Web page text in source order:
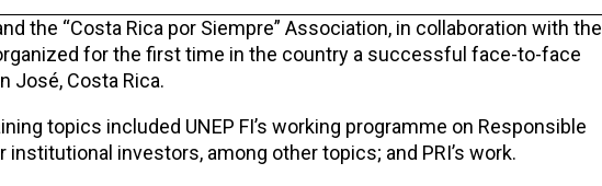
the “Costa Rica por Siempre” Association, in collaboration with the
for the first time in the country a successful face-to-face
José, Costa Rica.
topics included UNEP FI’s working programme on Responsible
investors, among other topics; and PRI’s work.